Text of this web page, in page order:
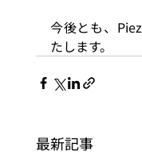
今後とも、
たします。
最新記事